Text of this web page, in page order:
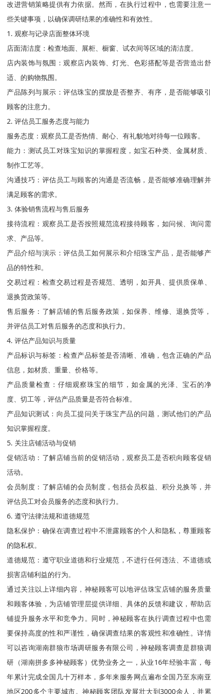
改进营销策略提供有力依据。然而，在执行过程中，也需要注意一
些关键事项，以确保调研结果的准确性和有效性。
1. 观察与记录店面整体环境
店面清洁度：检查地面、展柜、橱窗、试衣间等区域的清洁度。
店内装饰与氛围：观察店内装饰、灯光、色彩搭配等是否营造出舒
适、的购物氛围。
产品陈列与展示：评估珠宝的摆放是否整齐、有序，是否能够吸引
顾客的注意力。
2. 评估员工服务态度与能力
服务态度：观察员工是否热情、耐心、有礼貌地对待每一位顾客。
能力：测试员工对珠宝知识的掌握程度，如宝石种类、金属材质、
制作工艺等。
沟通技巧：评估员工与顾客的沟通是否流畅，是否能够准确理解并
满足顾客的需求。
3. 体验销售流程与售后服务
接待流程：观察员工是否按照规范流程接待顾客，如问候、询问需
求、产品等。
产品介绍与演示：评估员工如何展示和介绍珠宝产品，是否能够产
品的特性和。
交易过程：检查交易过程是否规范、透明，如开具、提供质保单、
退换货政策等。
售后服务：了解店铺的售后服务政策，如保养、维修、退换货等，
并评估员工对售后服务的态度和执行力。
4. 评估产品知识与质量
产品标识与标签：检查产品标签是否清晰、准确，包含正确的产品
信息，如材质、重量、价格等。
产品质量检查：仔细观察珠宝的细节，如金属的光泽、宝石的净
度、切工等，评估产品质量是否符合标准。
产品知识测试：向员工提问关于珠宝产品的问题，测试他们的产品
知识掌握程度。
5. 关注店铺活动与促销
促销活动：了解店铺当前的促销活动，观察员工是否积向顾客促销
活动。
会员制度：了解店铺的会员制度，包括会员权益、积分兑换等，并
评估员工对会员服务的态度和执行力。
6. 遵守法律法规和道德规范
隐私保护：确保在调查过程中不泄露顾客的个人和隐私，尊重顾客
的隐私权。
道德规范：遵守职业道德和行业规范，不进行任何违法、不道德或
损害店铺利益的行为。
通过关注以上详细内容，神秘顾客可以地评估珠宝店铺的服务质量
和顾客体验，为店铺管理层提供详细、具体的反馈和建议，帮助店
铺提升服务水平和竞争力。同时，神秘顾客在执行调查过程中也需
要保持高度的性和严谨性，确保调查结果的客观性和准确性。详情
可以咨询湖南群狼市场调研服务有限公司，神秘顾客调查是群狼调
研（湖南拼多多神秘顾客）优势业务之一，从业16年经验丰富，每
年累计完成全国几十万样本，多年来服务网点遍布全国乃至东南亚
地区200多个主要城市。神秘顾客团队发展壮大到3000余人，并累